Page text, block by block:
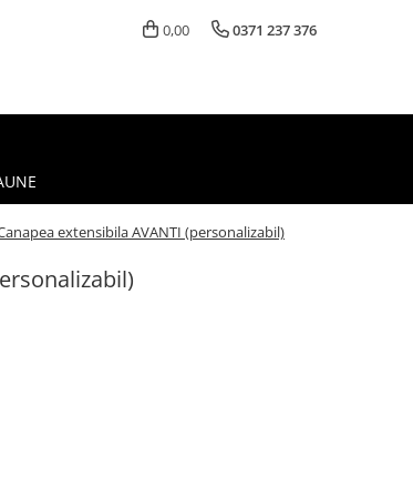
0,00 0371 237 376
extensibila AVANTI (personalizabil)